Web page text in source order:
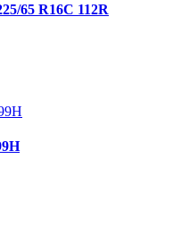
65 R16C 112R